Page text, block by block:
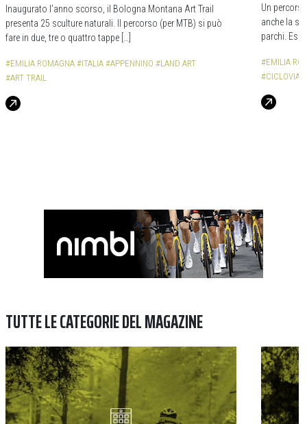
Inaugurato l’anno scorso, il Bologna Montana Art Trail
presenta 25 sculture naturali. Il percorso (per MTB) si può
fare in due, tre o quattro tappe […]
#EMILIA ROMAGNA #ITALIA #APPENNINO #LAND ART
#ART TRAIL
Un
anche la
parchi.
#EMILIA
#CICLOVIA
TUTTE LE CATEGORIE DEL MAGAZINE